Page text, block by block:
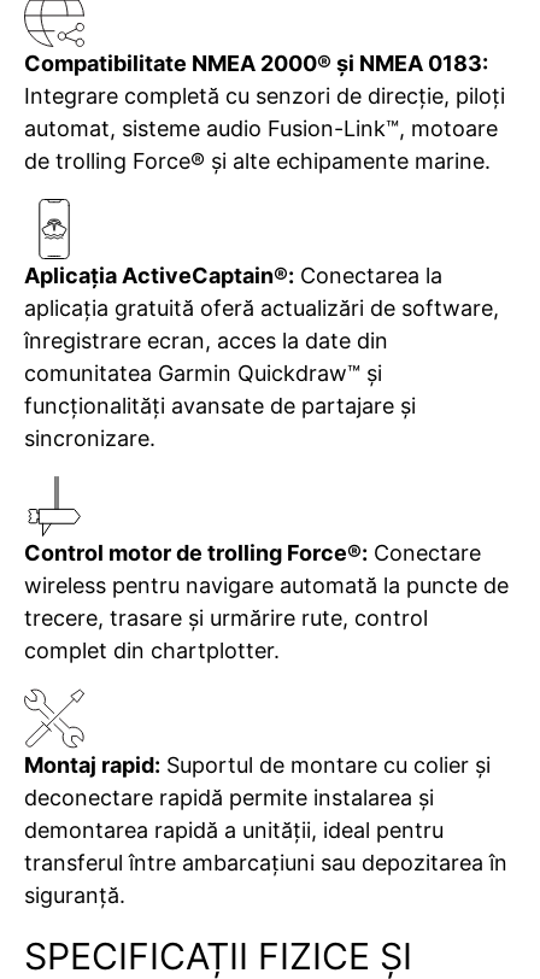
Compatibilitate NMEA 2000® și NMEA 0183:
Integrare completă cu senzori de direcție, piloți
automat, sisteme audio Fusion-Link™, motoare
de trolling Force® și alte echipamente marine.
Aplicația ActiveCaptain®: Conectarea la
aplicația gratuită oferă actualizări de software,
înregistrare ecran, acces la date din
comunitatea Garmin Quickdraw™ și
funcționalități avansate de partajare și
sincronizare.
Control motor de trolling Force®: Conectare
wireless pentru navigare automată la puncte de
trecere, trasare și urmărire rute, control
complet din chartplotter.
Montaj rapid: Suportul de montare cu colier și
deconectare rapidă permite instalarea și
demontarea rapidă a unității, ideal pentru
transferul între ambarcațiuni sau depozitarea în
siguranță.
SPECIFICAȚII FIZICE ȘI